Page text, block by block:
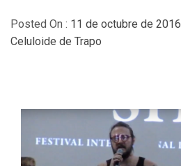
Posted On : 11 de octubre de 2016
Celuloide de Trapo